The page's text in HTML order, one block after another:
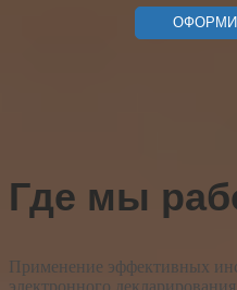
Где мы
Применение эффективных
электронного